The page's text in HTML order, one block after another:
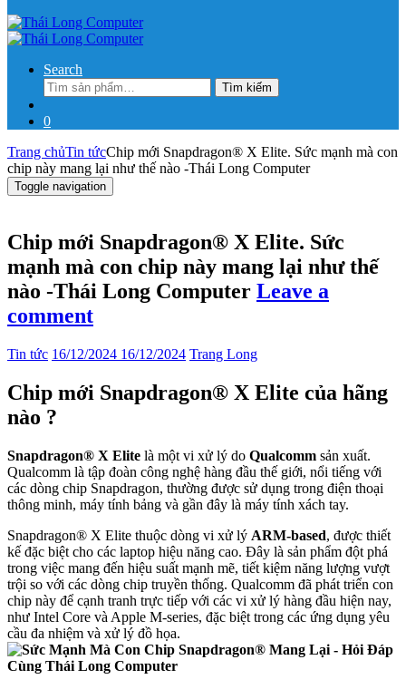
Search
Tìm
kiếm:
Tìm kiếm
0
Trang chủTin tứcChip mới Snapdragon® X Elite. Sức mạnh mà con
chip này mang lại như thế nào -Thái Long Computer
Toggle navigation
Chip mới Snapdragon® X Elite. Sức
mạnh mà con chip này mang lại như thế
nào -Thái Long Computer Leave a
comment
Tin tức 16/12/2024 16/12/2024 Trang Long
Chip mới Snapdragon® X Elite của hãng
nào ?
Snapdragon® X Elite là một vi xử lý do Qualcomm sản xuất.
Qualcomm là tập đoàn công nghệ hàng đầu thế giới, nổi tiếng với
các dòng chip Snapdragon, thường được sử dụng trong điện thoại
thông minh, máy tính bảng và gần đây là máy tính xách tay.
Snapdragon® X Elite thuộc dòng vi xử lý ARM-based, được thiết
kế đặc biệt cho các laptop hiệu năng cao. Đây là sản phẩm đột phá
trong việc mang đến hiệu suất mạnh mẽ, tiết kiệm năng lượng vượt
trội so với các dòng chip truyền thống. Qualcomm đã phát triển con
chip này để cạnh tranh trực tiếp với các vi xử lý hàng đầu hiện nay,
như Intel Core và Apple M-series, đặc biệt trong các ứng dụng yêu
cầu đa nhiệm và xử lý đồ họa.